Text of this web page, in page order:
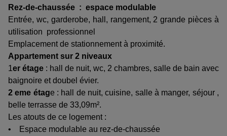
Rez-de-chaussée : espace modulable
Entrée, wc, garderobe, hall, rangement, 2 grande pièces à
utilisation professionnel
Emplacement de stationnement à proximité.
Appartement sur 2 niveaux
1er étage : hall de nuit, wc, 2 chambres, salle de bain avec
baignoire et doubel évier.
2 eme étage : hall de nuit, cuisine, salle à manger, séjour ,
belle terrasse de 33,09m².
Les atouts de ce logement :
• Espace modulable au rez-de-chaussée